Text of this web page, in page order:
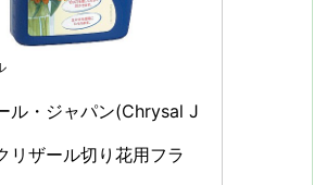
ル・ジャパン(Chrysal J
リザール切り花用フラ